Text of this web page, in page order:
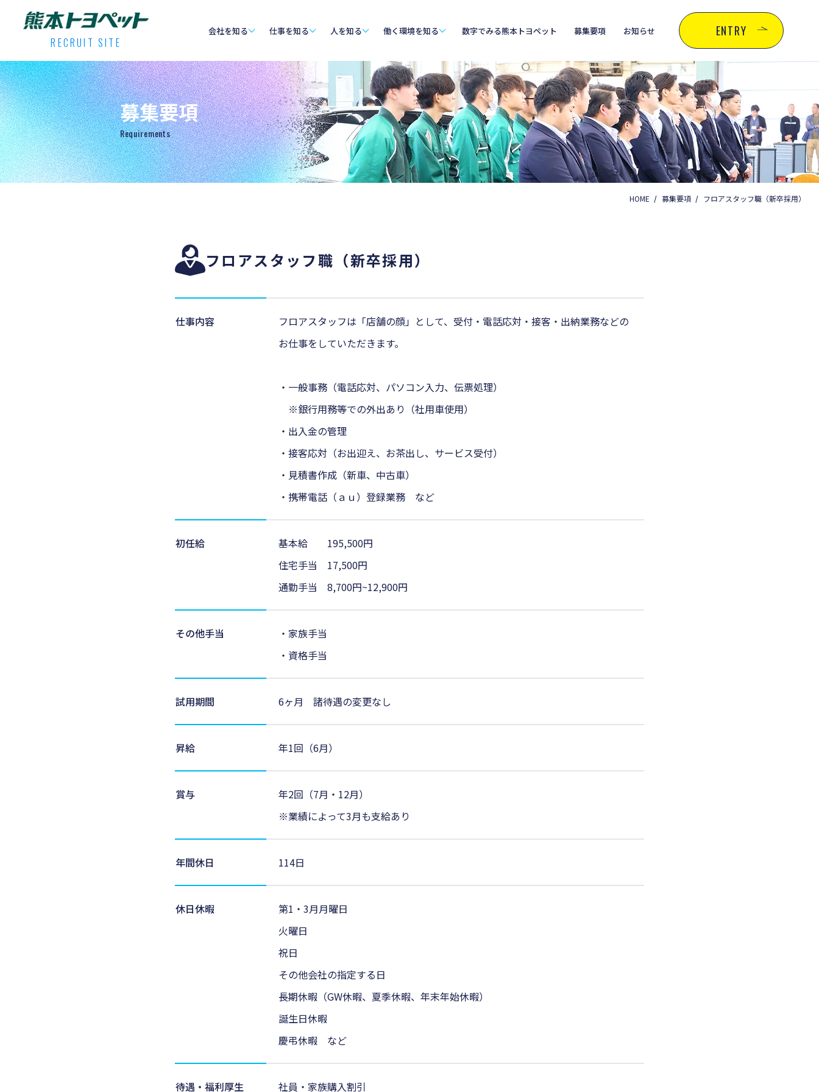
RECRUIT SITE
会社を知る 仕事を知る 人を知る 働く環境を知る 数字でみる熊本トヨペット 募集要項 お知らせ ENTRY
募集要項
requirements
HOME 募集要項 フロアスタッフ職（新卒採用）
フロアスタッフ職（新卒採用）
仕事内容
フロアスタッフは「店舗の顔」として、受付・電話応対・接客・出納業務などの
お仕事をしていただきます。
・一般事務（電話応対、パソコン入力、伝票処理）
※銀行用務等での外出あり（社用車使用）
・出入金の管理
・接客応対（お出迎え、お茶出し、サービス受付）
・見積書作成（新車、中古車）
・携帯電話（ａｕ）登録業務 など
初任給
基本給 195,500円
住宅手当 17,500円
通勤手当 8,700円~12,900円
その他手当
・家族手当
・資格手当
試用期間 6ヶ月 諸待遇の変更なし
昇給 年1回（6月）
賞与
年2回（7月・12月）
※業績によって3月も支給あり
年間休日 114日
休日休暇
第1・3月月曜日
火曜日
祝日
その他会社の指定する日
長期休暇（GW休暇、夏季休暇、年末年始休暇）
誕生日休暇
慶弔休暇 など
待遇・福利厚生 社員・家族購入割引